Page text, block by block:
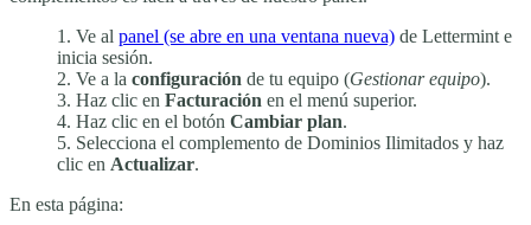
Ve al panel (se abre en una ventana nueva) de Lettermint e
inicia sesión.
Ve a la configuración de tu equipo (Gestionar equipo).
Haz clic en Facturación en el menú superior.
Haz clic en el botón Cambiar plan.
Selecciona el complemento de Dominios Ilimitados y haz
clic en Actualizar.
En esta página: